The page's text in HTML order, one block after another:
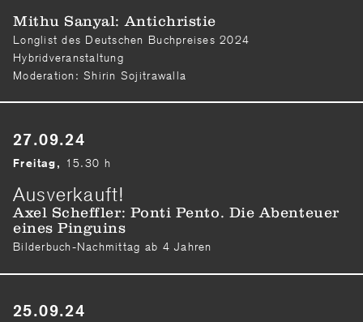
Mithu Sanyal: Antichristie
Longlist des Deutschen Buchpreises 2024
Hybridveranstaltung
Moderation: Shirin Sojitrawalla
27.09.24
Freitag, 15.30 h
Ausverkauft!
Axel Scheffler: Ponti Pento. Die Abenteuer
eines Pinguins
Bilderbuch-Nachmittag ab 4 Jahren
25.09.24